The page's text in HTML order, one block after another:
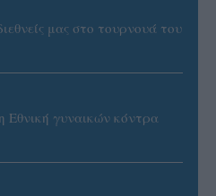
μας στο τουρνουά του
Εθνική γυναικών κόντρα